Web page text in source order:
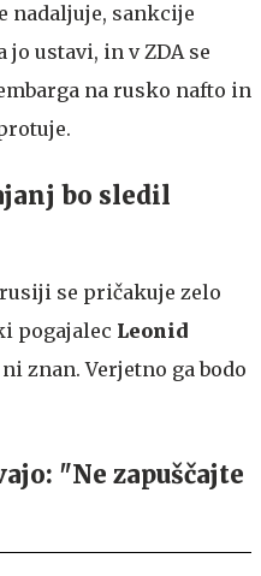
nadaljuje, sankcije
ustavi, in v ZDA se
na rusko nafto in
bo sledil
se pričakuje zelo
pogajalec Leonid
znan. Verjetno ga bodo
"Ne zapuščajte